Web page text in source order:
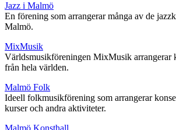
Jazz i Malmö
En förening som arrangerar många av de
Malmö.
MixMusik
Världsmusikföreningen MixMusik arrangerar
från hela världen.
Malmö Folk
Ideell folkmusikförening som arrangerar
kurser och andra aktiviteter.